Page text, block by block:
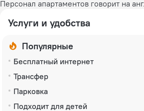
Персонал апартаментов говорит на
Услуги и удобства
Популярные
Бесплатный интернет
Трансфер
Парковка
Подходит для детей